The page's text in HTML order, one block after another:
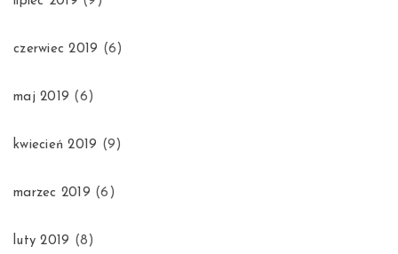
czerwiec 2019 (6)
maj 2019 (6)
kwiecień 2019 (9)
marzec 2019 (6)
luty 2019 (8)